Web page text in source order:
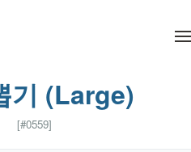
기 (Large)
[#0559]